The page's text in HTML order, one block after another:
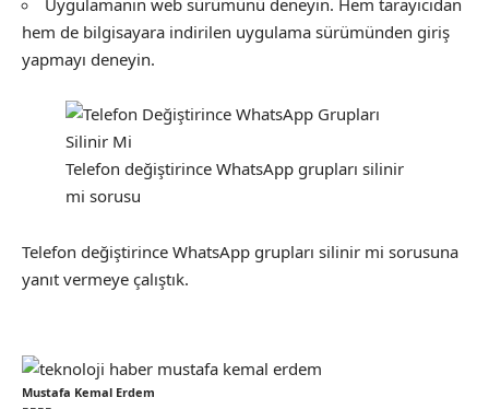
hem de bilgisayara indirilen uygulama sürümünden giriş
yapmayı deneyin.
Telefon değiştirince WhatsApp grupları silinir
mi sorusu
Telefon değiştirince WhatsApp grupları silinir mi sorusuna
yanıt vermeye çalıştık.
Mustafa Kemal Erdem